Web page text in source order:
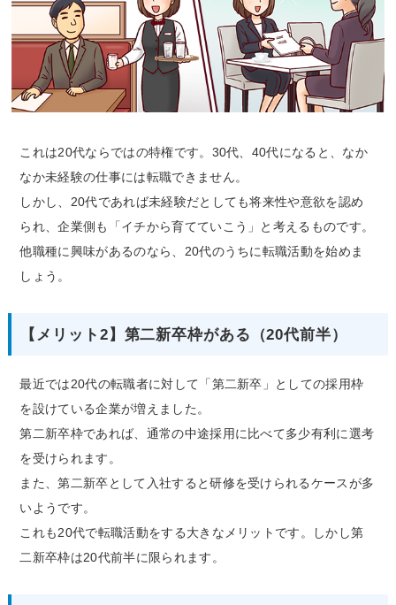
これは20代ならではの特権です。30代、40代になると、なか
なか未経験の仕事には転職できません。
しかし、20代であれば未経験だとしても将来性や意欲を認め
られ、企業側も「イチから育てていこう」と考えるものです。
他職種に興味があるのなら、20代のうちに転職活動を始めま
しょう。
【メリット2】第二新卒枠がある（20代前半）
最近では20代の転職者に対して「第二新卒」としての採用枠
を設けている企業が増えました。
第二新卒枠であれば、通常の中途採用に比べて多少有利に選考
を受けられます。
また、第二新卒として入社すると研修を受けられるケースが多
いようです。
これも20代で転職活動をする大きなメリットです。しかし第
二新卒枠は20代前半に限られます。